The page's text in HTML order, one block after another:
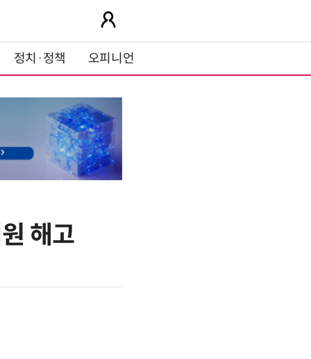
정치·정책 오피니언
해고